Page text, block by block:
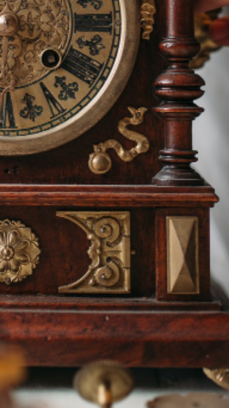
ENVOYER
contact.lepetithorloger.fr@gmail.com
Tel:06.82.34.64.72
Tel:06.20.49.59.11